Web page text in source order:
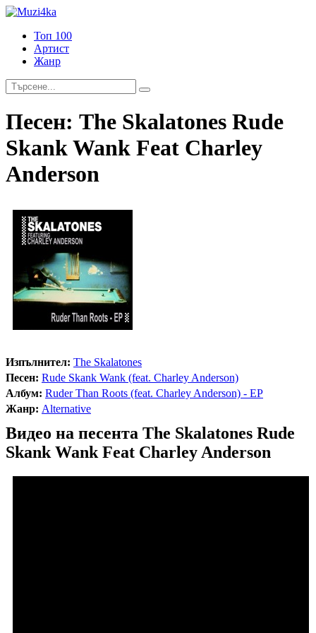
Топ 100
Артист
Жанр
Песен: The Skalatones Rude
Skank Wank Feat Charley
Anderson
Изпълнител: The Skalatones
Песен: Rude Skank Wank (feat. Charley Anderson)
Албум: Ruder Than Roots (feat. Charley Anderson) - EP
Жанр: Alternative
Видео на песента The Skalatones Rude
Skank Wank Feat Charley Anderson